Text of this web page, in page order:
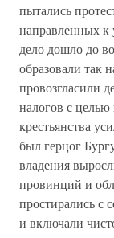
пытались
направленных
дело дошло до
образовали так
провозгласили
налогов с целью
крестьянства
был герцог
владения
провинций и
простирались с
и включали